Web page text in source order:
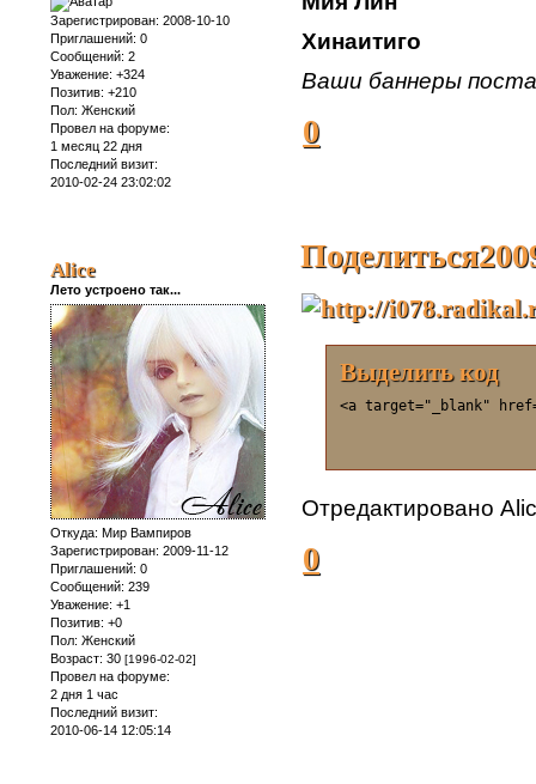
Зарегистрирован: 2008-10-10
Приглашений: 0
Сообщений: 2
Уважение: +324
Позитив: +210
Пол: Женский
Провел на форуме:
1 месяц 22 дня
Последний визит:
2010-02-24 23:02:02
Хинаитиго
Ваши баннеры
0
Поделиться
Alice
Лето устроено так...
Откуда: Мир Вампиров
Зарегистрирован: 2009-11-12
Приглашений: 0
Сообщений: 239
Уважение: +1
Позитив: +0
Пол: Женский
Возраст: 30 [1996-02-02]
Провел на форуме:
2 дня 1 час
Последний визит:
2010-06-14 12:05:14
Выделить код
<a target="_blank"
Отредактировано
0